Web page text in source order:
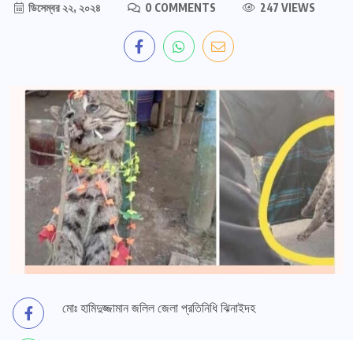
ডিসেম্বর ২২, ২০২৪ 0 COMMENTS 247 VIEWS
মোঃ হামিদুজ্জামান জলিল জেলা প্রতিনিধি ঝিনাইদহ